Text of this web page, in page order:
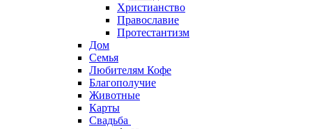
Христианство
Православие
Протестантизм
Дом
Семья
Любителям Кофе
Благополучие
Животные
Карты
Свадьба